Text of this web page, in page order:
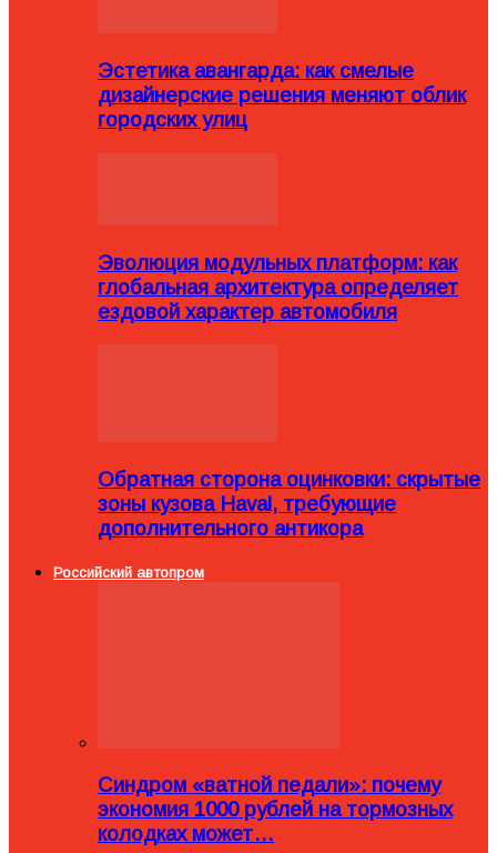
Эстетика авангарда: как смелые
дизайнерские решения меняют облик
городских улиц
Эволюция модульных платформ: как
глобальная архитектура определяет
ездовой характер автомобиля
Обратная сторона оцинковки: скрытые
зоны кузова Haval, требующие
дополнительного антикора
Российский автопром
Синдром «ватной педали»: почему
экономия 1000 рублей на тормозных
колодках может…